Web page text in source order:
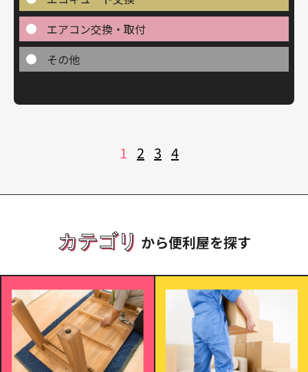
エアコン交換・取付
その他
ー
1 2 3 4
カテゴリ から便利屋を探す